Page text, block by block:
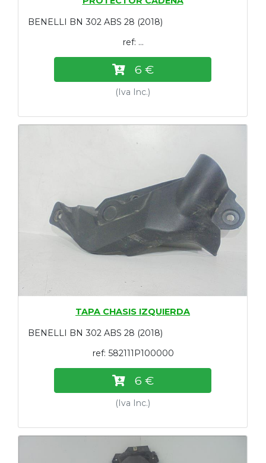
BENELLI BN 302 ABS 28 (2018)
ref: ...
6 €
(Iva Inc.)
TAPA CHASIS IZQUIERDA
BENELLI BN 302 ABS 28 (2018)
ref: 582111P100000
6 €
(Iva Inc.)